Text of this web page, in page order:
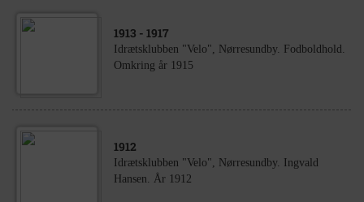
1913 - 1917
Idrætsklubben "Velo", Nørresundby. Fodboldhold.
Omkring år 1915
1912
Idrætsklubben "Velo", Nørresundby. Ingvald
Hansen. År 1912